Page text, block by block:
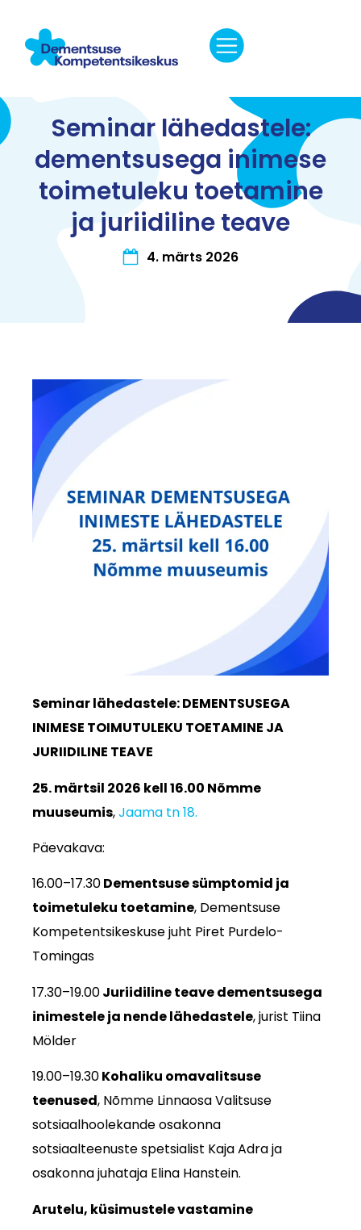
Seminar lähedastele:
dementsusega inimese
toimetuleku toetamine
ja juriidiline teave
4. märts 2026
Seminar lähedastele: DEMENTSUSEGA
INIMESE TOIMUTULEKU TOETAMINE JA
JURIIDILINE TEAVE
25. märtsil 2026 kell 16.00 Nõmme
muuseumis,Jaama tn 18.
Päevakava:
16.00–17.30Dementsuse sümptomid ja
toimetuleku toetamine, Dementsuse
Kompetentsikeskuse juht Piret Purdelo-
Tomingas
17.30–19.00Juriidiline teave dementsusega
inimestele ja nende lähedastele, jurist Tiina
Mölder
19.00–19.30Kohaliku omavalitsuse
teenused, Nõmme Linnaosa Valitsuse
sotsiaalhoolekande osakonna
sotsiaalteenuste spetsialist Kaja Adra ja
osakonna juhataja Elina Hanstein.
Arutelu, küsimustele vastamine